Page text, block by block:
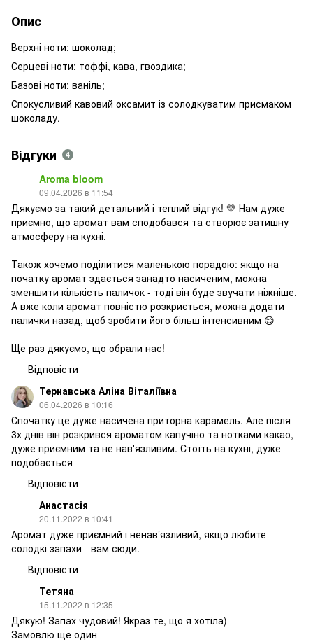
Опис
Верхні ноти: шоколад;
Серцеві ноти: тоффі, кава, гвоздика;
Базові ноти: ваніль;
Спокусливий кавовий оксамит із солодкуватим присмаком
шоколаду.
Відгуки 4
Aroma bloom
09.04.2026 в 11:54
Дякуємо за такий детальний і теплий відгук! 💛 Нам дуже
приємно, що аромат вам сподобався та створює затишну
атмосферу на кухні.
Також хочемо поділитися маленькою порадою: якщо на
початку аромат здається занадто насиченим, можна
зменшити кількість паличок - тоді він буде звучати ніжніше.
А вже коли аромат повністю розкриється, можна додати
палички назад, щоб зробити його більш інтенсивним 😊
Ще раз дякуємо, що обрали нас!
Відповісти
Тернавська Аліна Віталіївна
06.04.2026 в 10:16
Спочатку це дуже насичена приторна карамель. Але після
3х днів він розкрився ароматом капучіно та нотками какао,
дуже приємним та не нав'язливим. Стоїть на кухні, дуже
подобається
Відповісти
Анастасія
20.11.2022 в 10:41
Аромат дуже приємний і ненав’язливий, якщо любите
солодкі запахи - вам сюди.
Відповісти
Тетяна
15.11.2022 в 12:35
Дякую! Запах чудовий! Якраз те, що я хотіла)
Замовлю ще один